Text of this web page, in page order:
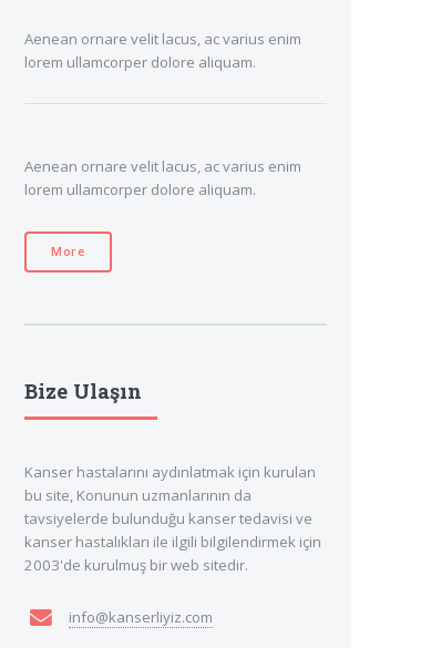
Aenean ornare velit lacus, ac varius enim
lorem ullamcorper dolore aliquam.
Aenean ornare velit lacus, ac varius enim
lorem ullamcorper dolore aliquam.
More
Bize Ulaşın
Kanser hastalarını aydınlatmak için kurulan
bu site, Konunun uzmanlarının da
tavsiyelerde bulunduğu kanser tedavisi ve
kanser hastalıkları ile ilgili bilgilendirmek için
2003'de kurulmuş bir web sitedir.
info@kanserliyiz.com